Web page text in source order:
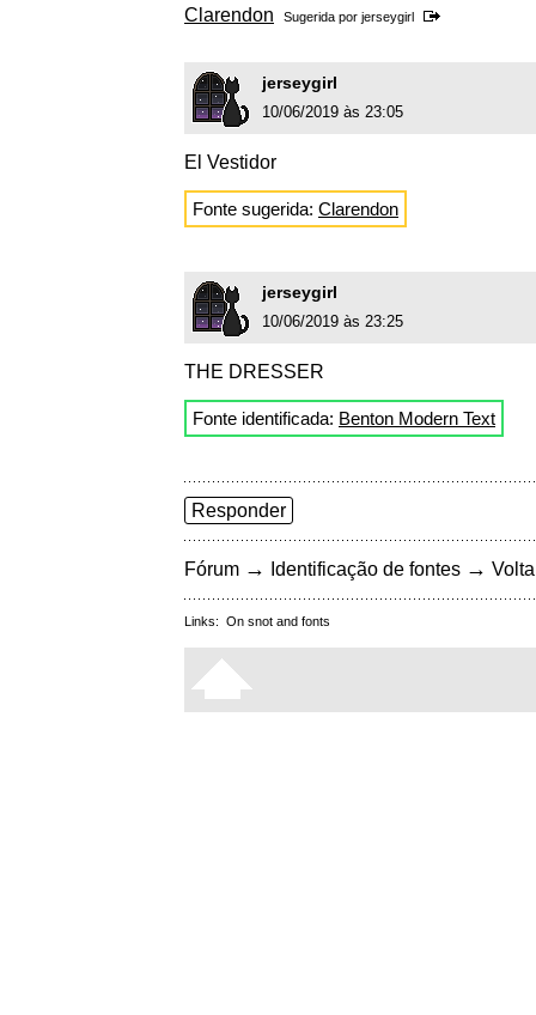
Clarendon Sugerida por jerseygirl
jerseygirl
10/06/2019 às 23:05
El Vestidor
Fonte sugerida: Clarendon
jerseygirl
10/06/2019 às 23:25
THE DRESSER
Fonte identificada: Benton Modern Text
Responder
Fórum → Identificação de fontes →
Links: On snot and fonts